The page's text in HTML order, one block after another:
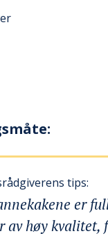
tips:
er
av høy kvalitet,